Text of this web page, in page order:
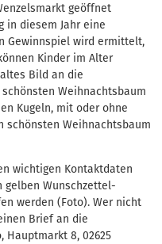
geöffnet
in diesem Jahr eine
Gewinnspiel wird ermittelt,
Kinder im Alter
Bild an die
Weihnachtsbaum
Kugeln, mit oder ohne
schönsten Weihnachtsbaum
wichtigen Kontaktdaten
gelben Wunschzettel-
werden (Foto). Wer nicht
Brief an die
Hauptmarkt 8, 02625